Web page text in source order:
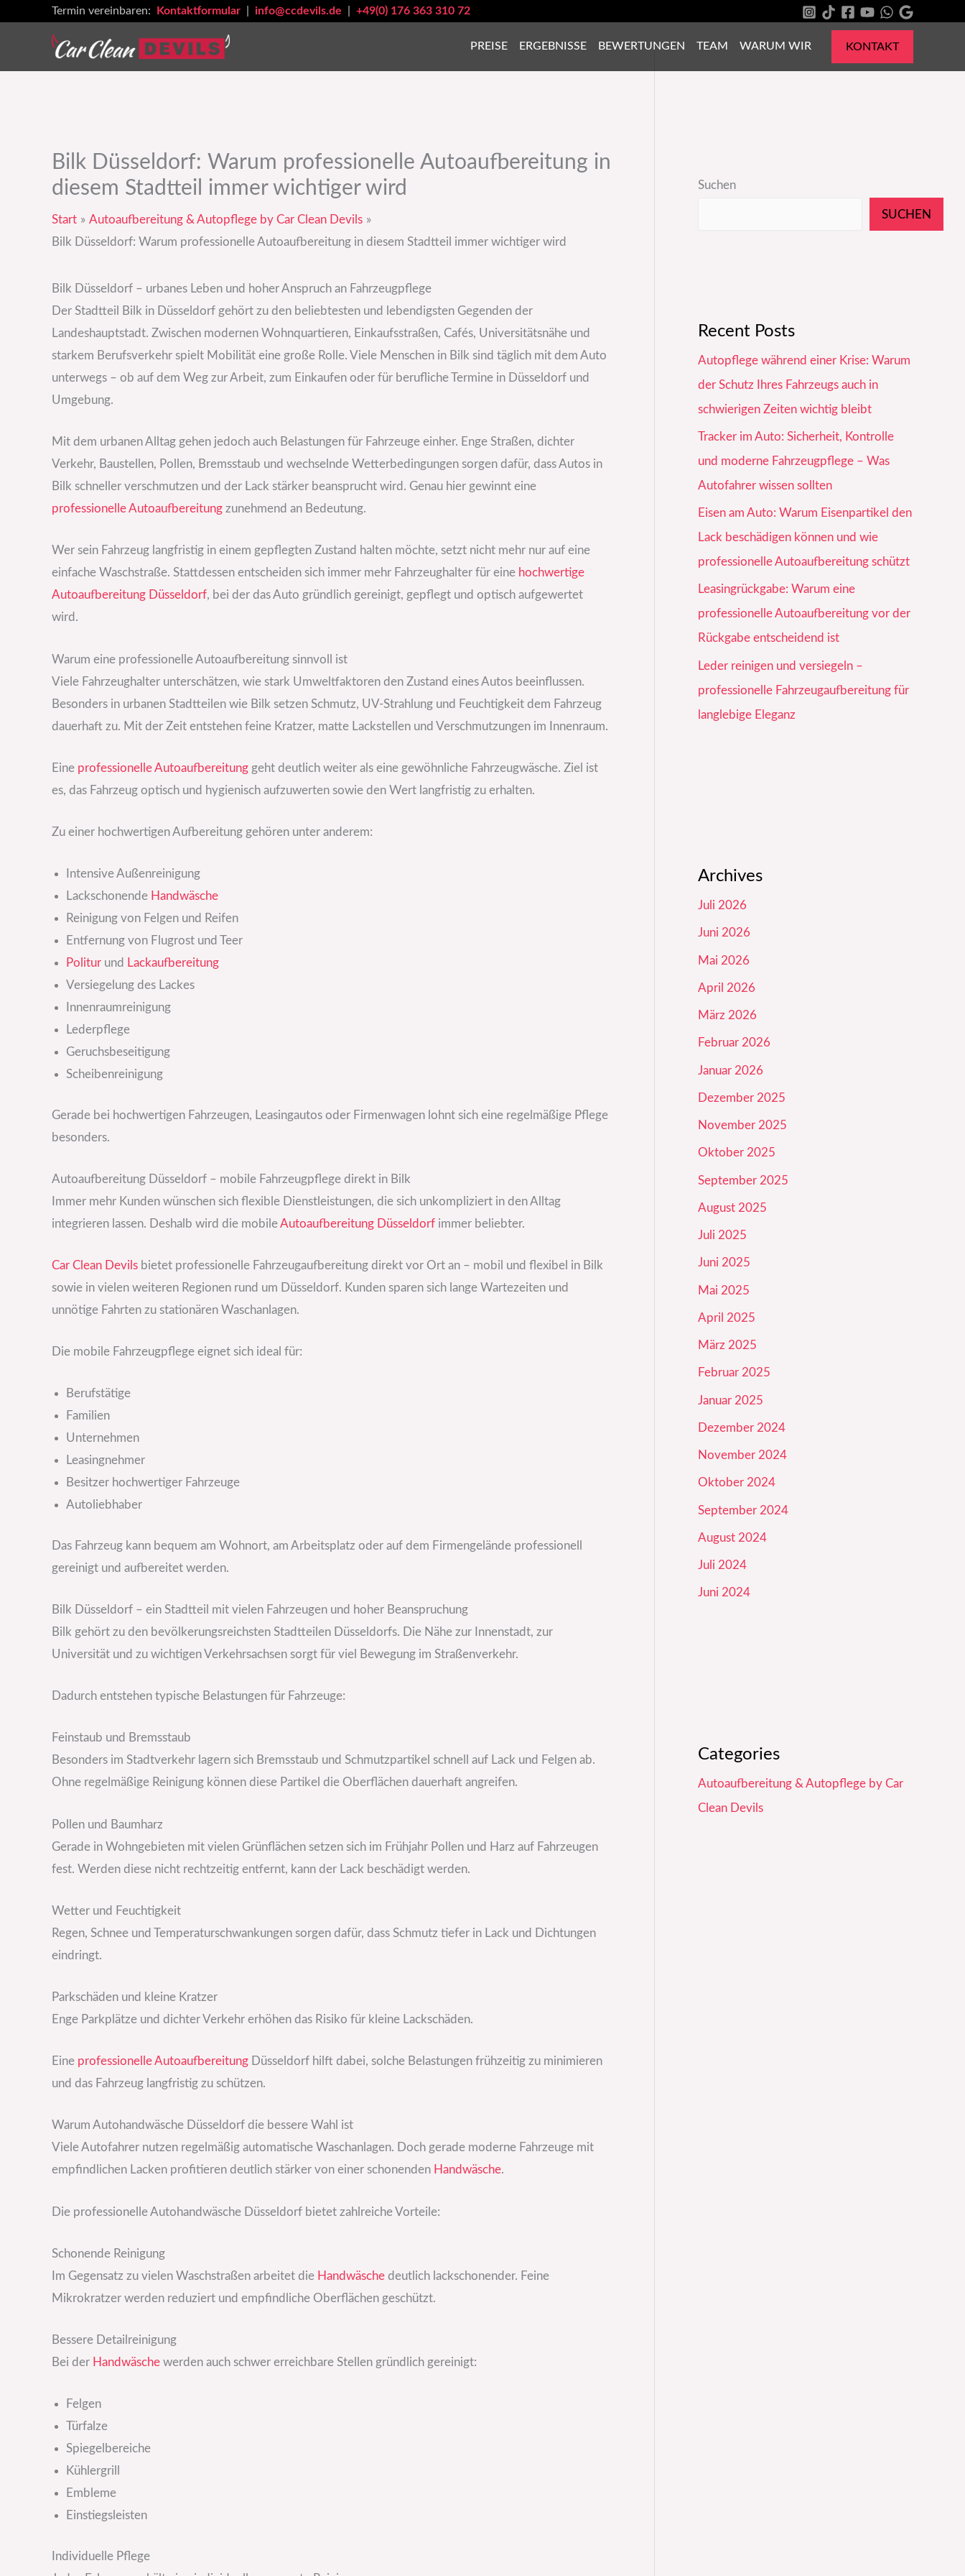
Termin vereinbaren: Kontaktformular info@ccdevils.de +49(0) 176 363 310 72
PREISE ERGEBNISSE BEWERTUNGEN TEAM WARUM WIR KONTAKT
Bilk Düsseldorf: Warum professionelle Autoaufbereitung in
diesem Stadtteil immer wichtiger wird
Start
Autoaufbereitung & Autopflege by Car Clean Devils
Bilk Düsseldorf: Warum professionelle Autoaufbereitung in diesem Stadtteil immer wichtiger wird
Bilk Düsseldorf – urbanes Leben und hoher Anspruch an Fahrzeugpflege
Der Stadtteil Bilk in Düsseldorf gehört zu den beliebtesten und lebendigsten Gegenden der
Landeshauptstadt. Zwischen modernen Wohnquartieren, Einkaufsstraßen, Cafés, Universitätsnähe und
starkem Berufsverkehr spielt Mobilität eine große Rolle. Viele Menschen in Bilk sind täglich mit dem Auto
unterwegs – ob auf dem Weg zur Arbeit, zum Einkaufen oder für berufliche Termine in Düsseldorf und
Umgebung.
Mit dem urbanen Alltag gehen jedoch auch Belastungen für Fahrzeuge einher. Enge Straßen, dichter
Verkehr, Baustellen, Pollen, Bremsstaub und wechselnde Wetterbedingungen sorgen dafür, dass Autos in
Bilk schneller verschmutzen und der Lack stärker beansprucht wird. Genau hier gewinnt eine
professionelle Autoaufbereitung zunehmend an Bedeutung.
Wer sein Fahrzeug langfristig in einem gepflegten Zustand halten möchte, setzt nicht mehr nur auf eine
einfache Waschstraße. Stattdessen entscheiden sich immer mehr Fahrzeughalter für eine hochwertige
Autoaufbereitung Düsseldorf, bei der das Auto gründlich gereinigt, gepflegt und optisch aufgewertet
wird.
Warum eine professionelle Autoaufbereitung sinnvoll ist
Viele Fahrzeughalter unterschätzen, wie stark Umweltfaktoren den Zustand eines Autos beeinflussen.
Besonders in urbanen Stadtteilen wie Bilk setzen Schmutz, UV-Strahlung und Feuchtigkeit dem Fahrzeug
dauerhaft zu. Mit der Zeit entstehen feine Kratzer, matte Lackstellen und Verschmutzungen im Innenraum.
Eine professionelle Autoaufbereitung geht deutlich weiter als eine gewöhnliche Fahrzeugwäsche. Ziel ist
es, das Fahrzeug optisch und hygienisch aufzuwerten sowie den Wert langfristig zu erhalten.
Zu einer hochwertigen Aufbereitung gehören unter anderem:
Intensive Außenreinigung
Lackschonende Handwäsche
Reinigung von Felgen und Reifen
Entfernung von Flugrost und Teer
Politur und Lackaufbereitung
Versiegelung des Lackes
Innenraumreinigung
Lederpflege
Geruchsbeseitigung
Scheibenreinigung
Gerade bei hochwertigen Fahrzeugen, Leasingautos oder Firmenwagen lohnt sich eine regelmäßige Pflege
besonders.
Autoaufbereitung Düsseldorf – mobile Fahrzeugpflege direkt in Bilk
Immer mehr Kunden wünschen sich flexible Dienstleistungen, die sich unkompliziert in den Alltag
integrieren lassen. Deshalb wird die mobileAutoaufbereitung Düsseldorf immer beliebter.
Car Clean Devils bietet professionelle Fahrzeugaufbereitung direkt vor Ort an – mobil und flexibel in Bilk
sowie in vielen weiteren Regionen rund um Düsseldorf. Kunden sparen sich lange Wartezeiten und
unnötige Fahrten zu stationären Waschanlagen.
Die mobile Fahrzeugpflege eignet sich ideal für:
Berufstätige
Familien
Unternehmen
Leasingnehmer
Besitzer hochwertiger Fahrzeuge
Autoliebhaber
Das Fahrzeug kann bequem am Wohnort, am Arbeitsplatz oder auf dem Firmengelände professionell
gereinigt und aufbereitet werden.
Bilk Düsseldorf – ein Stadtteil mit vielen Fahrzeugen und hoher Beanspruchung
Bilk gehört zu den bevölkerungsreichsten Stadtteilen Düsseldorfs. Die Nähe zur Innenstadt, zur
Universität und zu wichtigen Verkehrsachsen sorgt für viel Bewegung im Straßenverkehr.
Dadurch entstehen typische Belastungen für Fahrzeuge:
Feinstaub und Bremsstaub
Besonders im Stadtverkehr lagern sich Bremsstaub und Schmutzpartikel schnell auf Lack und Felgen ab.
Ohne regelmäßige Reinigung können diese Partikel die Oberflächen dauerhaft angreifen.
Pollen und Baumharz
Gerade in Wohngebieten mit vielen Grünflächen setzen sich im Frühjahr Pollen und Harz auf Fahrzeugen
fest. Werden diese nicht rechtzeitig entfernt, kann der Lack beschädigt werden.
Wetter und Feuchtigkeit
Regen, Schnee und Temperaturschwankungen sorgen dafür, dass Schmutz tiefer in Lack und Dichtungen
eindringt.
Parkschäden und kleine Kratzer
Enge Parkplätze und dichter Verkehr erhöhen das Risiko für kleine Lackschäden.
Eine professionelle Autoaufbereitung Düsseldorf hilft dabei, solche Belastungen frühzeitig zu minimieren
und das Fahrzeug langfristig zu schützen.
Warum Autohandwäsche Düsseldorf die bessere Wahl ist
Viele Autofahrer nutzen regelmäßig automatische Waschanlagen. Doch gerade moderne Fahrzeuge mit
empfindlichen Lacken profitieren deutlich stärker von einer schonenden Handwäsche.
Die professionelle Autohandwäsche Düsseldorf bietet zahlreiche Vorteile:
Schonende Reinigung
Im Gegensatz zu vielen Waschstraßen arbeitet die Handwäsche deutlich lackschonender. Feine
Mikrokratzer werden reduziert und empfindliche Oberflächen geschützt.
Bessere Detailreinigung
Bei der Handwäsche werden auch schwer erreichbare Stellen gründlich gereinigt:
Felgen
Türfalze
Spiegelbereiche
Kühlergrill
Embleme
Einstiegsleisten
Individuelle Pflege
Suchen
SUCHEN
Recent Posts
Autopflege während einer Krise: Warum
der Schutz Ihres Fahrzeugs auch in
schwierigen Zeiten wichtig bleibt
Tracker im Auto: Sicherheit, Kontrolle
und moderne Fahrzeugpflege – Was
Autofahrer wissen sollten
Eisen am Auto: Warum Eisenpartikel den
Lack beschädigen können und wie
professionelle Autoaufbereitung schützt
Leasingrückgabe: Warum eine
professionelle Autoaufbereitung vor der
Rückgabe entscheidend ist
Leder reinigen und versiegeln –
professionelle Fahrzeugaufbereitung für
langlebige Eleganz
Archives
Juli 2026
Juni 2026
Mai 2026
April 2026
März 2026
Februar 2026
Januar 2026
Dezember 2025
November 2025
Oktober 2025
September 2025
August 2025
Juli 2025
Juni 2025
Mai 2025
April 2025
März 2025
Februar 2025
Januar 2025
Dezember 2024
November 2024
Oktober 2024
September 2024
August 2024
Juli 2024
Juni 2024
Categories
Autoaufbereitung & Autopflege by Car
Clean Devils